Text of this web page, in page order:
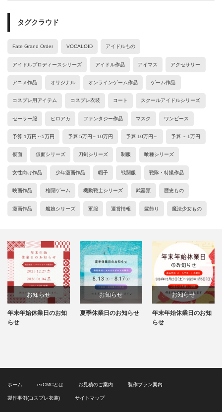
タグクラウド
Fate Grand Order VOCALOID アイドルもの
アイドルプロディースシリーズ アイドル作品 アイマス アクセサリー
アニメ作品 オリジナル オンラインゲーム作品 ゲーム作品
コスプレ用アイテム コスプレ衣装 コート スクールアイドルシリーズ
セーラー服 ヒロアカ ファンタジー作品 マスク ワンピース
予算 1万円～5万円 予算 5万円～10万円 予算 10万円～ 予算 ～1万円
仮面 仮面シリーズ 刀剣シリーズ 制服 喰種シリーズ
女性向け作品 少年漫画作品 帽子 戦闘服 戦隊・特撮作品
映画作品 格闘ゲーム 機動戦士シリーズ 武器類 歴史もの
漫画作品 艦娘シリーズ 軍服 運営情報 髪飾り 魔法少女もの
お知らせ
年末年始休業日のお知
らせ
お知らせ
夏季休業日のお知らせ
お知らせ
年末年始休業日のお知
らせ
ホーム exCMCとは お見積のご案内 製作プラン案内
製作事例(コスプレ衣装) サイトマップ